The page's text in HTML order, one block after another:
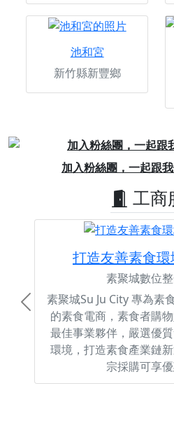
池和宮
新竹縣新豐鄉
加入粉絲團，一起跟
Previous
工商
打造友善素食
素聚城數位
素聚城Su Ju City 專為素
的素食電商，素食者購
最佳事業夥伴，嚴選優
環境，打造素食產業鏈
宗採購可享優
Previous